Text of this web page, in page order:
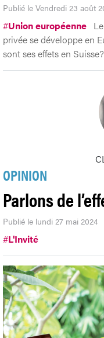
Publié le Vendredi 23 août
#Union européenne
privée se développe en
sont ses effets en Suisse?
OPINION
Parlons de
Publié le lundi 27 mai 2024
#L'Invité